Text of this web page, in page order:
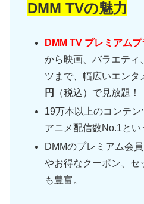
DMM TVの魅力
DMM TV プレミアムプ
から映画、バラエティ
ツまで、幅広いエンタ
円
（税込）で見放題！
19万本以上のコンテ
アニメ配信数No.1とい
DMMのプレミアム会
やお得なクーポン、セ
も豊富。